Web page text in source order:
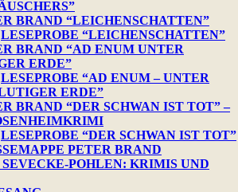
BRAND “LEICHENSCHATTEN”
LESEPROBE “LEICHENSCHATTEN”
BRAND “AD ENUM UNTER
ERDE”
LESEPROBE “AD ENUM – UNTER
ERDE”
BRAND “DER SCHWAN IST TOT” –
LESEPROBE “DER SCHWAN IST TOT”
PETER BRAND
POHLEN: KRIMIS UND